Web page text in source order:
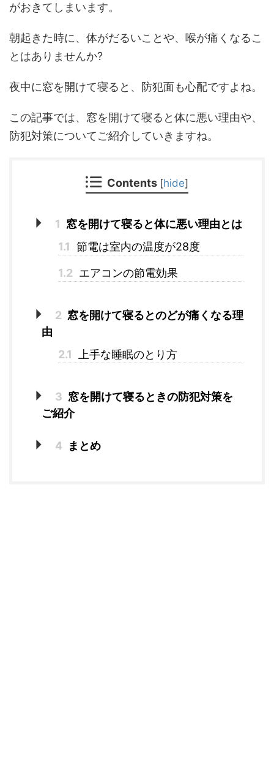
がおきてしまいます。
朝起きた時に、体がだるいことや、喉が痛くなるこ
とはありませんか?
夜中に窓を開けて寝ると、防犯面も心配ですよね。
この記事では、窓を開けて寝ると体に悪い理由や、
防犯対策についてご紹介していきますね。
Contents [hide]
1 窓を開けて寝ると体に悪い理由とは
1.1 節電は室内の温度が28度
1.2 エアコンの節電効果
2 窓を開けて寝るとのどが痛くなる理
由
2.1 上手な睡眠のとり方
3 窓を開けて寝るときの防犯対策を
ご紹介
4 まとめ